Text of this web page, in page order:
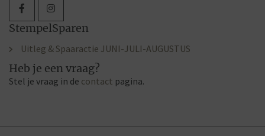
StempelSparen
Uitleg & Spaaractie JUNI-JULI-AUGUSTUS
Heb je een vraag?
Stel je vraag in de contact pagina.